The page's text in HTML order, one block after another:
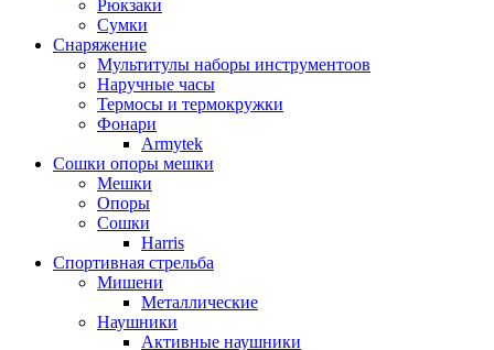
Рюкзаки
Сумки
Снаряжение
Мультитулы наборы инструментоов
Наручные часы
Термосы и термокружки
Фонари
Armytek
Сошки опоры мешки
Мешки
Опоры
Сошки
Harris
Спортивная стрельба
Мишени
Металлические
Наушники
Активные наушники